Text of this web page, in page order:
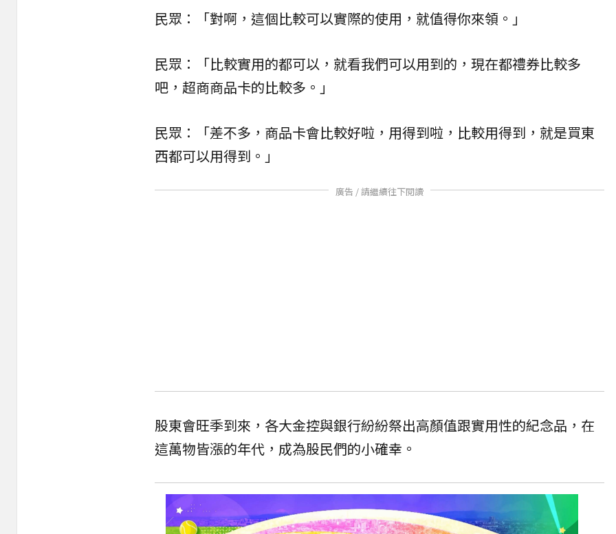
民眾：「對啊，這個比較可以實際的使用，就值得你來領。」
民眾：「比較實用的都可以，就看我們可以用到的，現在都禮券比較多
吧，超商商品卡的比較多。」
民眾：「差不多，商品卡會比較好啦，用得到啦，比較用得到，就是買東
西都可以用得到。」
廣告 / 請繼續往下閱讀
股東會旺季到來，各大金控與銀行紛紛祭出高顏值跟實用性的紀念品，在
這萬物皆漲的年代，成為股民們的小確幸。